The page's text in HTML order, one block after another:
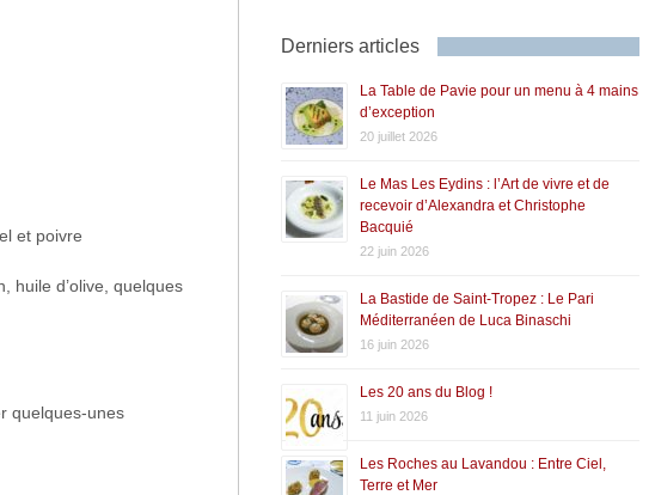
et poivre
huile d’olive, quelques
quelques-unes
Derniers articles
La Table de Pavie pour un menu à 4 mains
d’exception
20 juillet 2026
Le Mas Les Eydins : l’Art de vivre et de
recevoir d’Alexandra et Christophe
Bacquié
22 juin 2026
La Bastide de Saint-Tropez : Le Pari
Méditerranéen de Luca Binaschi
16 juin 2026
Les 20 ans du Blog !
11 juin 2026
Les Roches au Lavandou : Entre Ciel,
Terre et Mer